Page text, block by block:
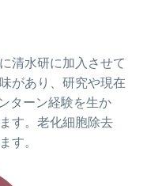
清水研に加入させて
があり、研究や現在
ターン経験を生か
す。老化細胞除去
す。